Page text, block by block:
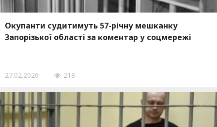
Окупанти судитимуть 57-річну мешканку
Запорізької області за коментар у соцмережі
27.02.2026 218